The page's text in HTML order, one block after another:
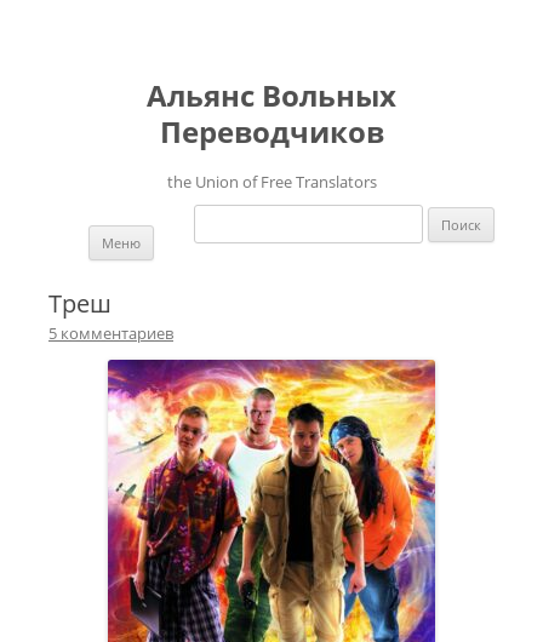
Альянс Вольных
Переводчиков
the Union of Free Translators
Найти:
Меню
Треш
5 комментариев